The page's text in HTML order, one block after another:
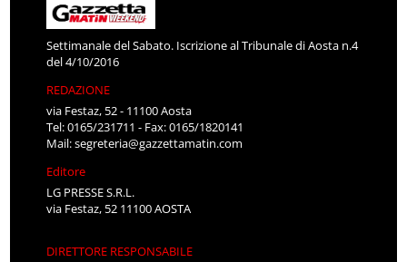
Settimanale del Sabato. Iscrizione al Tribunale di Aosta n.4
del 4/10/2016
REDAZIONE
via Festaz, 52 - 11100 Aosta
Tel: 0165/231711 - Fax: 0165/1820141
Mail:segreteria@gazzettamatin.com
Editore
LG PRESSE S.R.L.
via Festaz, 52 11100 AOSTA
DIRETTORE RESPONSABILE